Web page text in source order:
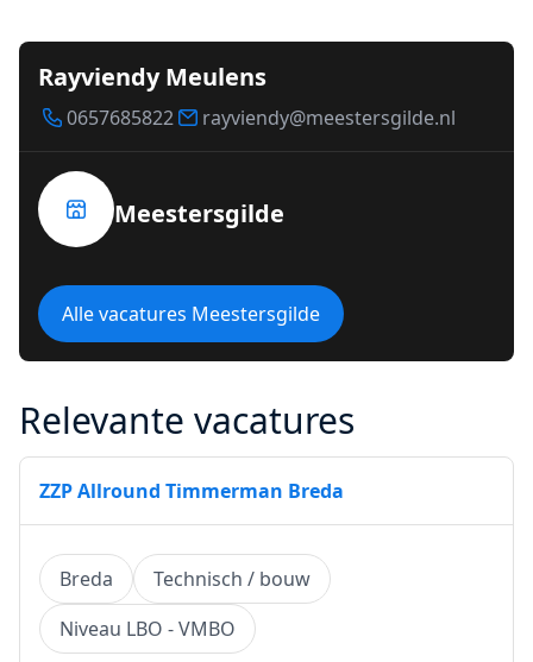
Rayviendy Meulens
0657685822 rayviendy@meestersgilde.nl
Meestersgilde
Alle vacatures Meestersgilde
Relevante vacatures
ZZP Allround Timmerman Breda
Breda
Technisch / bouw
Niveau LBO - VMBO